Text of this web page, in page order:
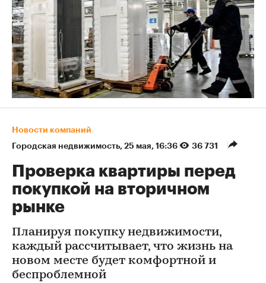
Новости компаний
Городская недвижимость⁠, 25 мая, 16:36 36 731
Проверка квартиры перед
покупкой на вторичном
рынке
Планируя покупку недвижимости,
каждый рассчитывает, что жизнь на
новом месте будет комфортной и
беспроблемной